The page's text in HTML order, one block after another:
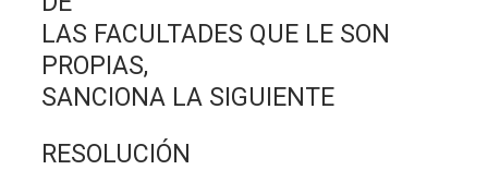
LAS FACULTADES QUE LE SON
PROPIAS,
SANCIONA LA SIGUIENTE
RESOLUCIÓN